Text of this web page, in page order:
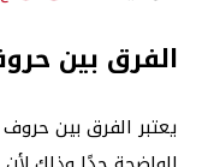
الفرق بين
يعتبر الفرق بين